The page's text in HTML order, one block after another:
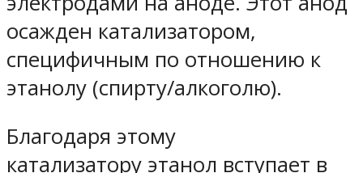
осажден катализатором,
специфичным по отношению к
этанолу (спирту/алкоголю).
Благодаря этому
катализатору этанол вступает в